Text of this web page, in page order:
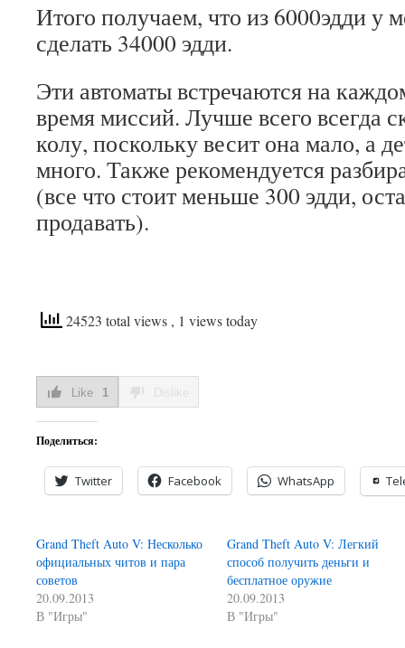
Итого получаем, что из 6000эдди у
сделать 34000 эдди.
Эти автоматы встречаются на
время миссий. Лучше всего всегда
колу, поскольку весит она мало, а
много. Также рекомендуется
(все что стоит меньше 300 эдди,
продавать).
24523 total views , 1 views today
Like 1
Поделиться:
Twitter Facebook WhatsApp
Grand Theft Auto V: Несколько
официальных читов и пара
советов
20.09.2013
В "Игры"
Grand Theft Auto V: Легкий
способ получить деньги и
бесплатное оружие
20.09.2013
В "Игры"